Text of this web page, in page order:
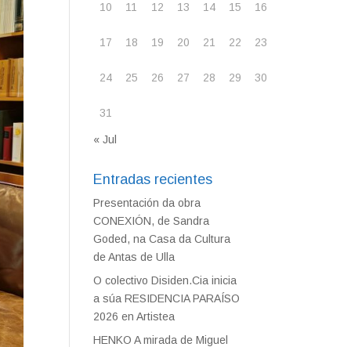
10 11 12 13 14 15 16
17 18 19 20 21 22 23
24 25 26 27 28 29 30
31
« Jul
Entradas recientes
Presentación da obra
CONEXIÓN, de Sandra
Goded, na Casa da Cultura
de Antas de Ulla
O colectivo Disiden.Cia inicia
a súa RESIDENCIA PARAÍSO
2026 en Artistea
HENKO A mirada de Miguel